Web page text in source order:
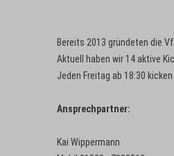
Bereits 2013 gründeten die
Aktuell haben wir 14 aktive
Jeden Freitag ab 18:30
Ansprechpartner:
Kai Wippermann